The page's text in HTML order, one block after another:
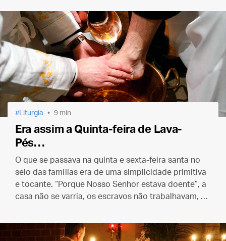
Liturgia 9 min
Era assim a Quinta-feira de Lava-
Pés…
O que se passava na quinta e sexta-feira santa no
seio das famílias era de uma simplicidade primitiva
e tocante. “Porque Nosso Senhor estava doente”, a
casa não se varria, os escravos não trabalhavam, os